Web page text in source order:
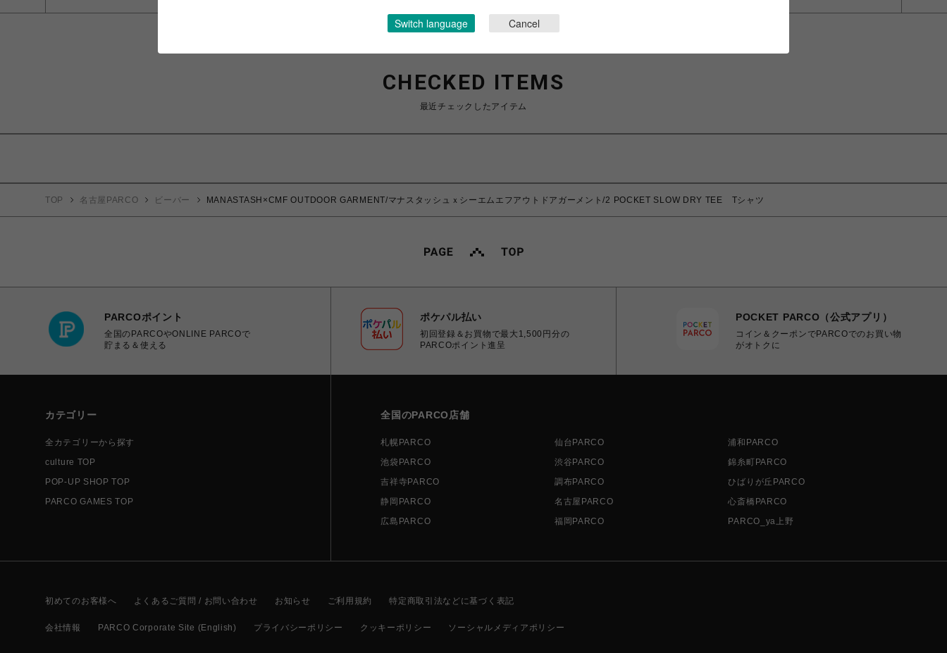
CHECKED ITEMS
最近チェックしたアイテム
TOP 名古屋PARCO ビーバー MANASTASH×CMF OUTDOOR GARMENT/マナスタッシュｘシーエムエフアウトドアガーメント/2 POCKET SLOW DRY TEE Tシャツ
PARCOポイント
全国のPARCOやONLINE PARCOで
貯まる＆使える
ポケパル払い
初回登録＆お買物で最大1,500円分の
PARCOポイント進呈
POCKET PARCO（公式アプリ）
コイン＆クーポンでPARCOでのお買い物
がオトクに
カテゴリー
全カテゴリーから探す
culture TOP
POP-UP SHOP TOP
PARCO GAMES TOP
全国のPARCO店舗
札幌PARCO 仙台PARCO
浦和PARCO
池袋PARCO
渋谷PARCO
錦糸町PARCO
吉祥寺PARCO
調布PARCO
ひばりが丘PARCO
静岡PARCO
名古屋PARCO
心斎橋PARCO
広島PARCO
福岡PARCO PARCO_ya上野
初めてのお客様へ よくあるご質問 / お問い合わせ お知らせ ご利用規約 特定商取引法などに基づく表記
会社情報 PARCO Corporate Site (English) プライバシーポリシー クッキーポリシー ソーシャルメディアポリシー
Switch language Cancel